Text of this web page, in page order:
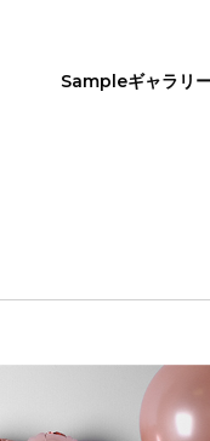
Sampleギャラリ